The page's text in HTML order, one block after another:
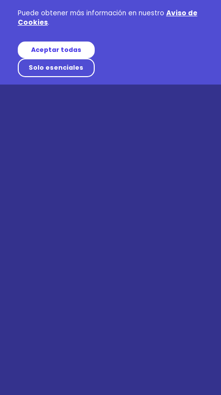
Puede obtener más información en nuestro Aviso de
Cookies.
Aceptar todas
Solo esenciales